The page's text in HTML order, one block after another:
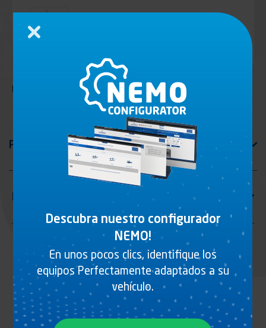
Perfil de cartola 150 mm
Descubra nuestro configurador
NEMO!
En unos pocos clics, identifique los
equipos Perfectamente adaptados a su
vehículo.